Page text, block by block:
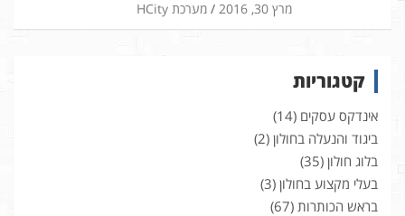
מרץ 30, 2016 מערכת HCity
קטגוריות
אינדקס עסקים (14)
ביגוד והנעלה בחולון (2)
בלוג חולון (35)
בעלי מקצוע בחולון (3)
בראש הכותרות (67)